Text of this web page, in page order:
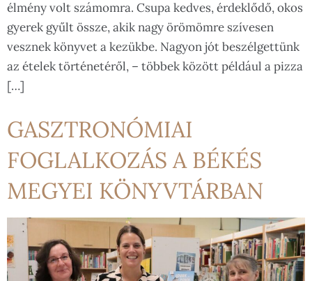
élmény volt számomra. Csupa kedves, érdeklődő, okos
gyerek gyűlt össze, akik nagy örömömre szívesen
vesznek könyvet a kezükbe. Nagyon jót beszélgettünk
az ételek történetéről, – többek között például a pizza
[…]
GASZTRONÓMIAI
FOGLALKOZÁS A BÉKÉS
MEGYEI KÖNYVTÁRBAN